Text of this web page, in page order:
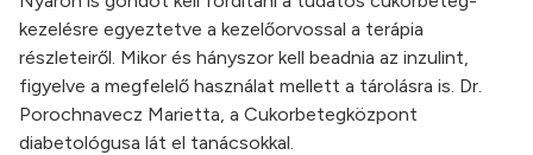
kezelésre egyeztetve a kezelőorvossal a terápia
részleteiről. Mikor és hányszor kell beadnia az inzulint,
figyelve a megfelelő használat mellett a tárolásra is. Dr.
Porochnavecz Marietta, a Cukorbetegközpont
diabetológusa lát el tanácsokkal.